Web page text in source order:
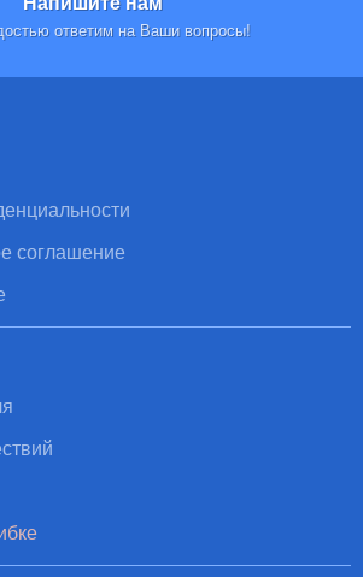
ответим на Ваши вопросы!
соглашение